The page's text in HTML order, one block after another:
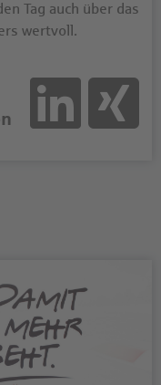
Tag auch über das
wertvoll.